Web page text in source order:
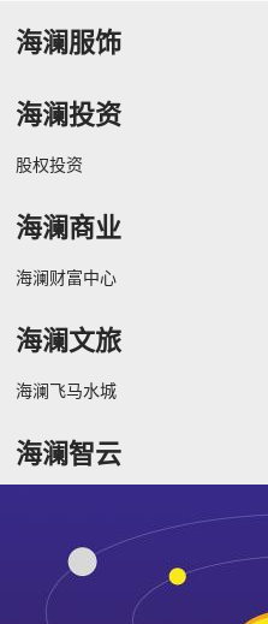
海澜服饰
海澜投资
股权投资
海澜商业
海澜财富中心
海澜文旅
海澜飞马水城
海澜智云